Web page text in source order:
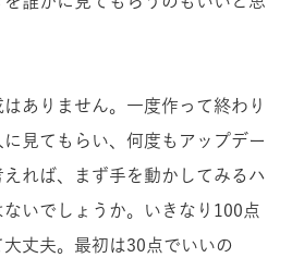
ありません。一度作って終わり
見てもらい、何度もアップデー
えれば、まず手を動かしてみるハ
いでしょうか。いきなり100点
丈夫。最初は30点でいいの